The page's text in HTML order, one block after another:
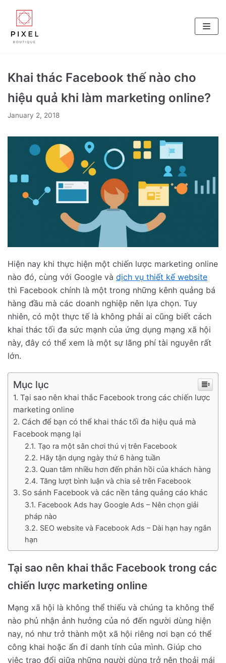
Skip
to
content
Khai thác Facebook thế nào cho
hiệu quả khi làm marketing online?
January 2, 2018
Hiện nay khi thực hiện một chiến lược marketing online
nào đó, cùng với Google và dịch vụ thiết kế website
thì Facebook chính là một trong những kênh quảng bá
hàng đầu mà các doanh nghiệp nên lựa chọn. Tuy
nhiên, có một thực tế là không phải ai cũng biết cách
khai thác tối đa sức mạnh của ứng dụng mạng xã hội
này, đây có thể xem là một sự lãng phí tài nguyên rất
lớn.
Mục lục
Tại sao nên khai thắc Facebook trong các chiến lược
marketing online
Cách để bạn có thể khai thác tối đa hiệu quả mà
Facebook mạng lại
Tạo ra một sân chơi thú vị trên Facebook
Hãy tận dụng ngày thứ 6 hàng tuần
Quan tâm nhiều hơn đến phản hồi của khách hàng
Tăng lượt bình luận và chia sẻ trên Facebook
So sánh Facebook và các nền tảng quảng cáo khác
Facebook Ads hay Google Ads – Nên chọn giải
pháp nào
SEO website và Facebook Ads – Dài hạn hay ngắn
hạn
Tại sao nên khai thắc Facebook trong các
chiến lược marketing online
Mạng xã hội là không thể thiếu và chúng ta không thể
nào phủ nhận ảnh hưởng của nó đến người dùng hiện
nay, nó như trở thành một xã hội riêng nơi bạn có thể
công khai hoặc ẩn đi danh tính của mình. Giúp cho
việc trao đổi giữa những người dùng trở nên thoải mái